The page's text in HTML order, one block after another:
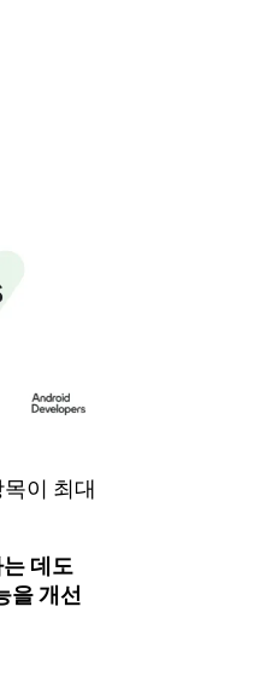
이 최대
데도
을 개선